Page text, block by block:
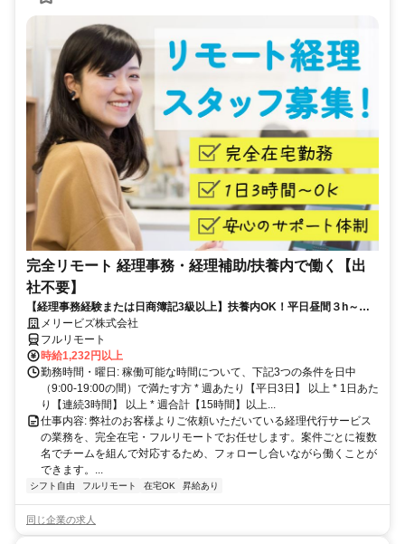
完全リモート 経理事務・経理補助/扶養内で働く【出
社不要】
【経理事務経験または日商簿記3級以上】扶養内OK！平日昼間３h～。
完全在宅で育児・介護中の方も大歓迎♪
メリービズ株式会社
フルリモート
時給1,232円以上
勤務時間・曜日: 稼働可能な時間について、下記3つの条件を日中
（9:00-19:00の間）で満たす方 * 週あたり【平日3日】 以上 * 1日あた
り【連続3時間】 以上 * 週合計【15時間】以上...
仕事内容: 弊社のお客様よりご依頼いただいている経理代行サービス
の業務を、完全在宅・フルリモートでお任せします。案件ごとに複数
名でチームを組んで対応するため、フォローし合いながら働くことが
できます。...
シフト自由 フルリモート 在宅OK 昇給あり
同じ企業の求人